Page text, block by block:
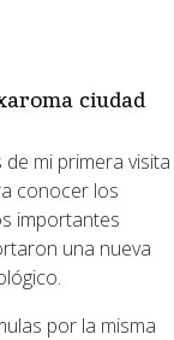
ciudad
conocer los
importantes
una nueva